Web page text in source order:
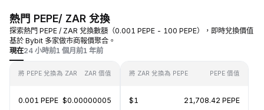
熱門 PEPE/ ZAR 兌換
探索熱門 PEPE / ZAR 兌換數額（0.001 PEPE - 100 PEPE），即時兌換價值
基於 Bybit 多家做市商報價聚合。
現在24 小時前1 個月前1 年前
將 PEPE 兌換為 ZAR ZAR 價值
0.001 PEPE $0.00000005
將 ZAR 兌換為 PEPE PEPE 價值
$1 21,708.42 PEPE